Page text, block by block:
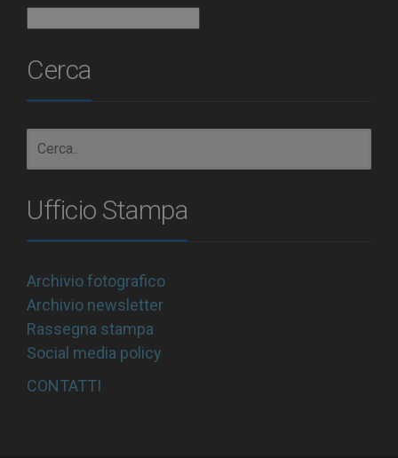
Cerca
Ufficio Stampa
Archivio fotografico
Archivio newsletter
Rassegna stampa
Social media policy
CONTATTI